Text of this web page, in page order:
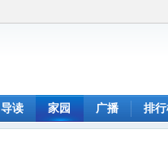
导读 家园 广播 排